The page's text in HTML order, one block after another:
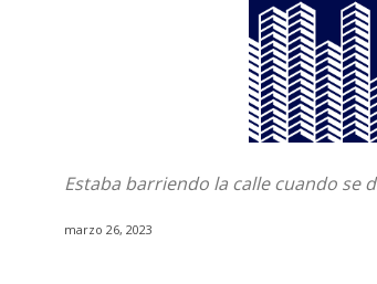
Estaba barriendo la calle cuando se
marzo 26, 2023